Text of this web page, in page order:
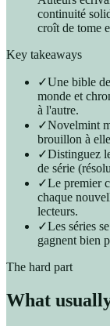
continuité
croît de tome
Key takeaways
✓Une bible
monde et
à l'autre.
✓Novelmint
brouillon à
✓Distinguez
de série
✓Le premier
chaque
lecteurs.
✓Les séries
gagnent bien
The hard part
What